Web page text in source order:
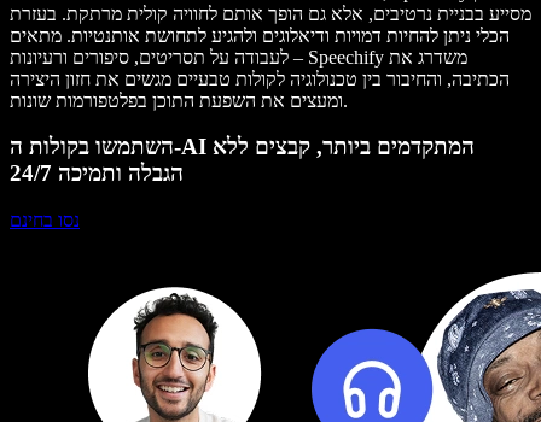
מסייע בבניית נרטיבים, אלא גם הופך אותם לחוויה קולית מרתקת. בעזרת
הכלי ניתן להחיות דמויות ודיאלוגים ולהגיע לתחושת אותנטיות. מתאים
לעבודה על תסריטים, סיפורים ורעיונות – Speechify משדרג את
הכתיבה, והחיבור בין טכנולוגיה לקולות טבעיים מגשים את חזון היצירה
ומעצים את השפעת התוכן בפלטפורמות שונות.
השתמשו בקולות ה-AI המתקדמים ביותר, קבצים ללא
הגבלה ותמיכה 24/7
נסו בחינם